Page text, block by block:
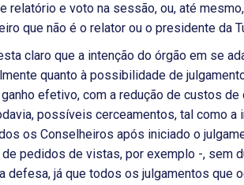
relatório e voto na sessão, ou, até
que não é o relator ou o presidente da
claro que a intenção do órgão em se
quanto à possibilidade de
efetivo, com a redução de custos
possíveis cerceamentos, tal como
os Conselheiros após iniciado o
pedidos de vistas, por exemplo -, sem
defesa, já que todos os julgamentos que